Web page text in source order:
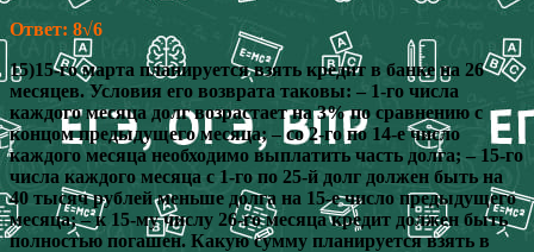
Ответ: 8√6
15)15-го марта планируется взять кредит в банке на 26
месяцев. Условия его возврата таковы: – 1-го числа
каждого месяца долг возрастает на 3% по сравнению с
концом предыдущего месяца; – со 2-го по 14-е число
каждого месяца необходимо выплатить часть долга; – 15-го
числа каждого месяца с 1-го по 25-й долг должен быть на
40 тысяч рублей меньше долга на 15-е число предыдущего
месяца; – к 15-му числу 26-го месяца кредит должен быть
полностью погашен. Какую сумму планируется взять в